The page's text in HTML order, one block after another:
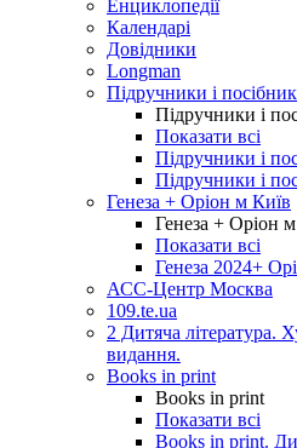
Енциклопедії
Календарі
Довідники
Longman
Підручники і
Підручники і
Показати всі
Підручники і
Підручники і
Генеза + Оріон м Київ
Генеза + Оріон
Показати всі
Генеза 2024+
АСС-Центр Москва
109.te.ua
2 Дитяча література.
видання.
Books in print
Books in print
Показати всі
Books in print.